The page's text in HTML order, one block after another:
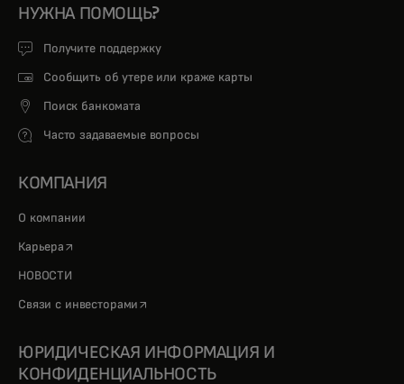
НУЖНА ПОМОЩЬ?
Получите поддержку
Сообщить об утере или краже карты
Поиск банкомата
Часто задаваемые вопросы
КОМПАНИЯ
О компании
Карьера opens in a new tab
НОВОСТИ
Связи с инвесторами opens in a new tab
ЮРИДИЧЕСКАЯ ИНФОРМАЦИЯ И
КОНФИДЕНЦИАЛЬНОСТЬ